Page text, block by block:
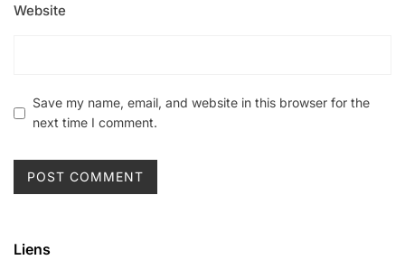
Website
Save my name, email, and website in this browser for the
next time I comment.
Liens